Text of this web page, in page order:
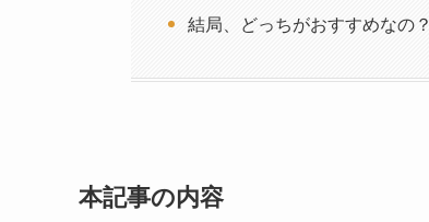
結局、どっちがおすすめなの？
本記事の内容